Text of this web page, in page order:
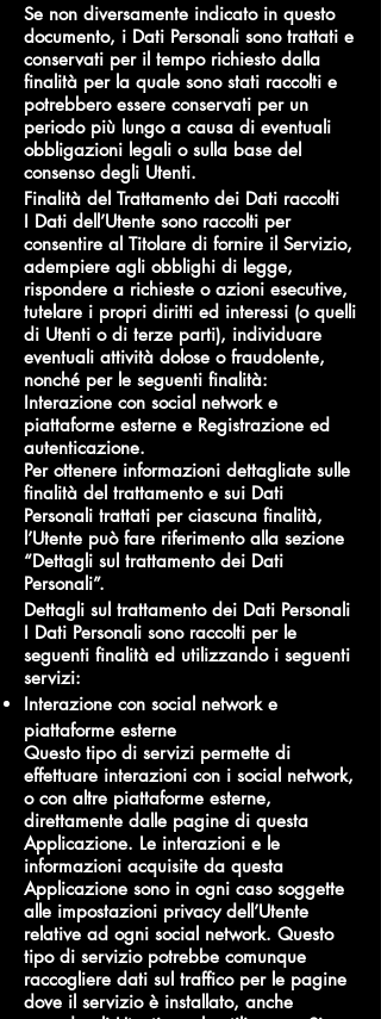
Se non diversamente indicato in questo
documento, i Dati Personali sono trattati e
conservati per il tempo richiesto dalla
finalità per la quale sono stati raccolti e
potrebbero essere conservati per un
periodo più lungo a causa di eventuali
obbligazioni legali o sulla base del
consenso degli Utenti.
Finalità del Trattamento dei Dati raccolti
I Dati dell’Utente sono raccolti per
consentire al Titolare di fornire il Servizio,
adempiere agli obblighi di legge,
rispondere a richieste o azioni esecutive,
tutelare i propri diritti ed interessi (o quelli
di Utenti o di terze parti), individuare
eventuali attività dolose o fraudolente,
nonché per le seguenti finalità:
Interazione con social network e
piattaforme esterne e Registrazione ed
autenticazione.
Per ottenere informazioni dettagliate sulle
finalità del trattamento e sui Dati
Personali trattati per ciascuna finalità,
l’Utente può fare riferimento alla sezione
“Dettagli sul trattamento dei Dati
Personali”.
Dettagli sul trattamento dei Dati Personali
I Dati Personali sono raccolti per le
seguenti finalità ed utilizzando i seguenti
servizi:
Interazione con social network e
piattaforme esterne
Questo tipo di servizi permette di
effettuare interazioni con i social network,
o con altre piattaforme esterne,
direttamente dalle pagine di questa
Applicazione. Le interazioni e le
informazioni acquisite da questa
Applicazione sono in ogni caso soggette
alle impostazioni privacy dell’Utente
relative ad ogni social network. Questo
tipo di servizio potrebbe comunque
raccogliere dati sul traffico per le pagine
dove il servizio è installato, anche